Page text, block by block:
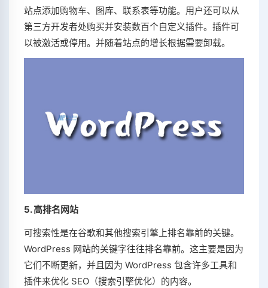
站点添加购物车、图库、联系表等功能。用户还可以从
第三方开发者处购买并安装数百个自定义插件。插件可
以被激活或停用。并随着站点的增长根据需要卸载。
5. 高排名网站
可搜索性是在谷歌和其他搜索引擎上排名靠前的关键。
WordPress 网站的关键字往往排名靠前。这主要是因为
它们不断更新，并且因为 WordPress 包含许多工具和
插件来优化 SEO（搜索引擎优化）的内容。